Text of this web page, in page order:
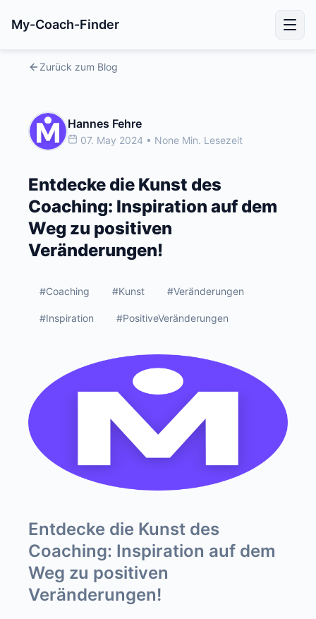
My-Coach-Finder
Zurück zum Blog
Hannes Fehre
07. May 2024 • None Min. Lesezeit
Entdecke die Kunst des
Coaching: Inspiration auf dem
Weg zu positiven
Veränderungen!
#Coaching #Kunst #Veränderungen
#Inspiration #PositiveVeränderungen
Entdecke die Kunst des
Coaching: Inspiration auf dem
Weg zu positiven
Veränderungen!